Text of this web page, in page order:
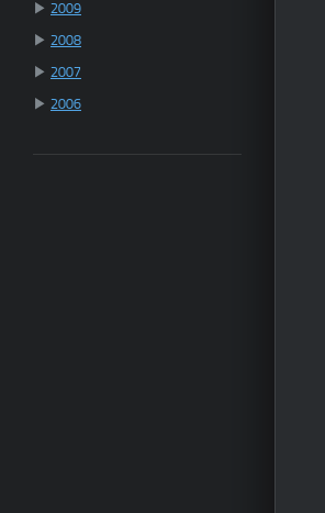
▶ 2009
▶ 2008
▶ 2007
▶ 2006